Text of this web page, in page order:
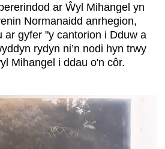
ar Ŵyl Mihangel yn
Normanaidd anrhegion,
ar gyfer "y cantorion i Dduw a
rydyn ni’n nodi hyn trwy
Mihangel i ddau o'n côr.